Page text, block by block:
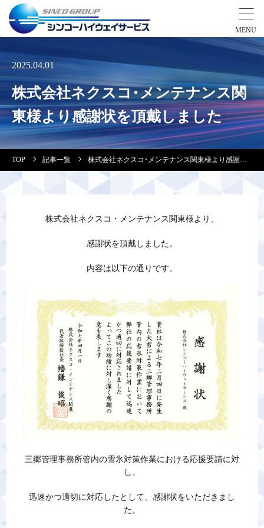
営業拠点
会社案内・実績紹介
採用情報
反社会的勢力排除宣言
カスタマーハラスメントに対する基本方針
プライバシーポリシー
2025.04.01
株式会社ネクスコ・メンテナンス関
東様より感謝状を頂戴しました
TOP 記事一覧 株式会社ネクスコ・メンテナンス関東様より感謝状を頂戴しました
株式会社ネクスコ・メンテナンス関東様より、
感謝状を頂戴しました。
内容は以下の通りです。
三郷管理事務所管内の雪氷対策作業における応援要請に対
し、
迅速かつ適切に対応したとして、感謝状をいただきまし
た。